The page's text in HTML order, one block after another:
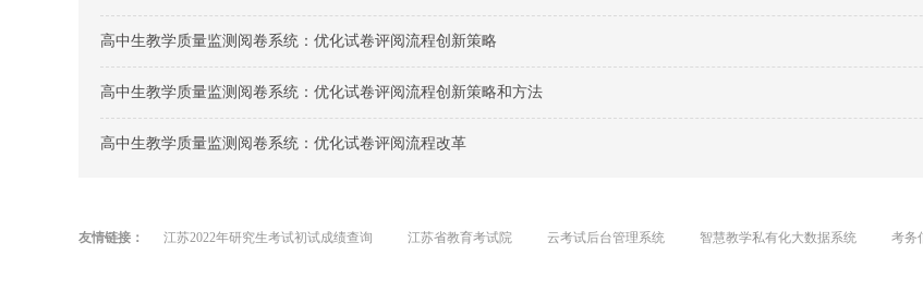
高中生教学质量监测阅卷系统：优化试卷评阅流程创新策略
高中生教学质量监测阅卷系统：优化试卷评阅流程创新策略和方法
高中生教学质量监测阅卷系统：优化试卷评阅流程改革
友情链接： 江苏2022年研究生考试初试成绩查询 江苏省教育考试院 云考试后台管理系统 智慧教学私有化大数据系统 考务